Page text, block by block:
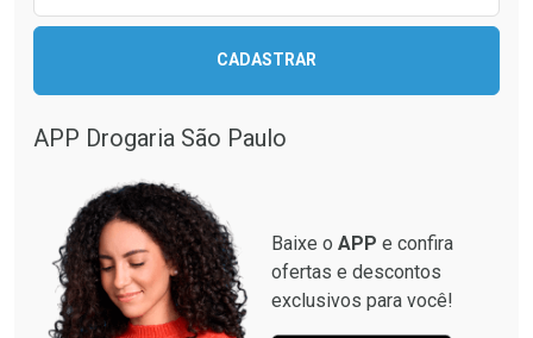
Comprar sem Desconto
Comprar sem Desconto
Comprar sem Desconto
Comprar sem Desconto
CADASTRAR
APP Drogaria São Paulo
Baixe o APP e confira
ofertas e descontos
exclusivos para você!